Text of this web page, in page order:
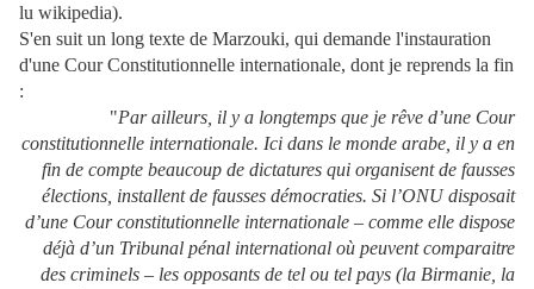
lu wikipedia).
S'en suit un long texte de Marzouki, qui demande l'instauration
d'une Cour Constitutionnelle internationale, dont je reprends la fin
:
"Par ailleurs, il y a longtemps que je rêve d’une Cour
constitutionnelle internationale. Ici dans le monde arabe, il y a en
fin de compte beaucoup de dictatures qui organisent de fausses
élections, installent de fausses démocraties. Si l’ONU disposait
d’une Cour constitutionnelle internationale – comme elle dispose
déjà d’un Tribunal pénal international où peuvent comparaitre
des criminels – les opposants de tel ou tel pays (la Birmanie, la